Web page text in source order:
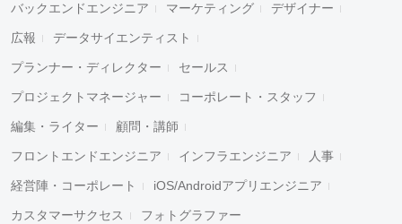
バックエンドエンジニア マーケティング デザイナー
広報 データサイエンティスト
プランナー・ディレクター セールス
プロジェクトマネージャー コーポレート・スタッフ
編集・ライター 顧問・講師
フロントエンドエンジニア インフラエンジニア 人事
経営陣・コーポレート iOS/Androidアプリエンジニア
カスタマーサクセス フォトグラファー